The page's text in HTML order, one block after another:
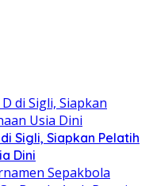
Sigli, Siapkan Pelatih
Dini